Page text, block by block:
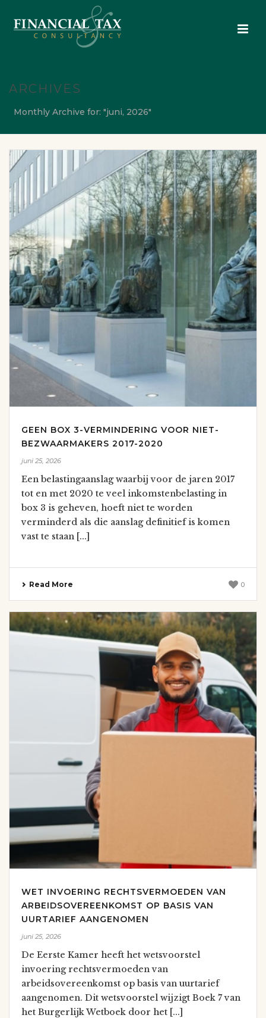
ARCHIVES
Monthly Archive for: "juni, 2026"
GEEN BOX 3-VERMINDERING VOOR NIET-
BEZWAARMAKERS 2017-2020
juni 25, 2026
Een belastingaanslag waarbij voor de jaren 2017
tot en met 2020 te veel inkomstenbelasting in
box 3 is geheven, hoeft niet te worden
verminderd als die aanslag definitief is komen
vast te staan [...]
Read More 0
WET INVOERING RECHTSVERMOEDEN VAN
ARBEIDSOVEREENKOMST OP BASIS VAN
UURTARIEF AANGENOMEN
juni 25, 2026
De Eerste Kamer heeft het wetsvoorstel
invoering rechtsvermoeden van
arbeidsovereenkomst op basis van uurtarief
aangenomen. Dit wetsvoorstel wijzigt Boek 7 van
het Burgerlijk Wetboek door het [...]